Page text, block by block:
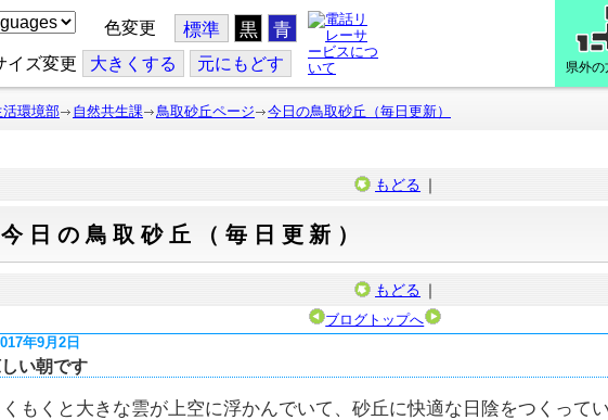
色変更 標準 黒 青
イズ変更 大きくする 元にもどす 県外の
活環境部 自然共生課 鳥取砂丘ページ 今日の鳥取砂丘（毎日更新）
もどる ｜
今日の鳥取砂丘（毎日更新）
もどる ｜
ブログトップへ
年9月2日
い朝です
くもくと大きな雲が上空に浮かんでいて、砂丘に快適な日陰をつくって